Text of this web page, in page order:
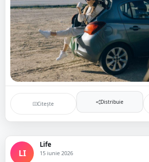
Citește Distribuie
LI
Life
15 iunie 2026